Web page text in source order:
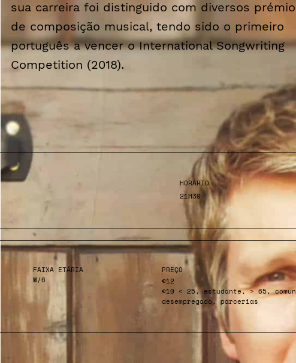
sua carreira foi distinguido com diversos
de composição musical, tendo sido o primeiro
português a vencer o International Songwriting
Competition (2018).
HORÁRIO
21H30
FAIXA ETÁRIA
M/6
PREÇO
€12
€10 < 25, estudante, > 65,
desempregado, parcerias